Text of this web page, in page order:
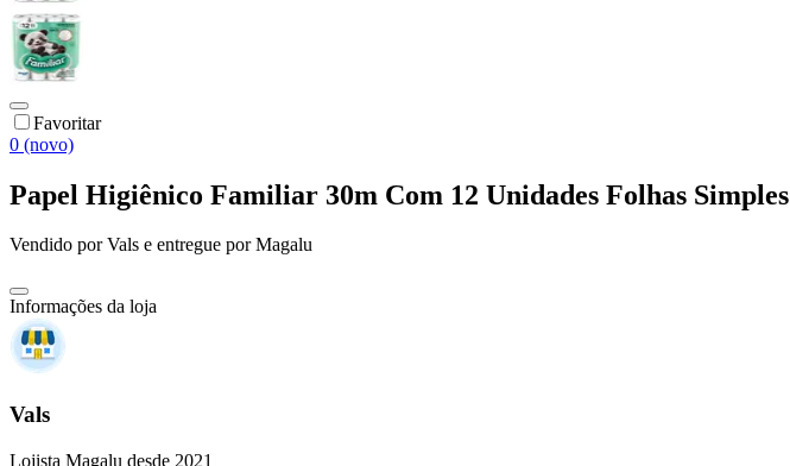
Favoritar
0 (novo)
Papel Higiênico Familiar 30m Com 12 Unidades Folhas Simples
Vendido porVals e entregue por Magalu
Informações da loja
Vals
Lojista Magalu desde 2021